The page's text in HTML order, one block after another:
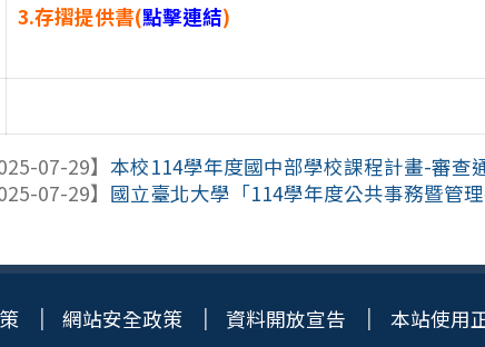
3.存摺提供書(點擊連結)
07-29】本校114學年度國中部學校課程計畫-審查
07-29】 國立臺北大學「114學年度公共事務暨管
網站安全政策 資料開放宣告 本站使用